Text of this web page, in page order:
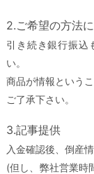
2.ご希望の方法
引き続き銀行振込
い。
商品が情報という
ご了承下さい。
3.記事提供
入金確認後、倒産
(但し、弊社営業時